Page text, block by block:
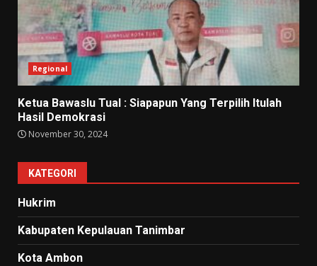
Regional
Ketua Bawaslu Tual : Siapapun Yang Terpilih Itulah
Hasil Demokrasi
November 30, 2024
KATEGORI
Hukrim
Kabupaten Kepulauan Tanimbar
Kota Ambon